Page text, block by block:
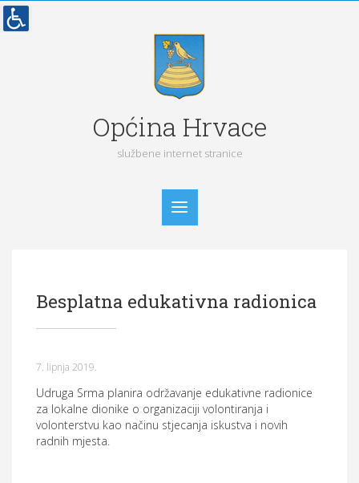
Općina Hrvace
službene internet stranice
Vijesti
Općina Hrvace
Općinska tijela
Dokumenti
Besplatna edukativna radionica
7. lipnja 2019.
Udruga Srma planira održavanje edukativne radionice
za lokalne dionike o organizaciji volontiranja i
volonterstvu kao načinu stjecanja iskustva i novih
radnih mjesta.